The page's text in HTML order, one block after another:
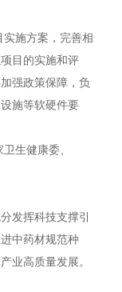
施方案，完善相
目的实施和评
强政策保障，负
施等软硬件要
生健康委、
发挥科技支撑引
中药材规范种
业高质量发展。